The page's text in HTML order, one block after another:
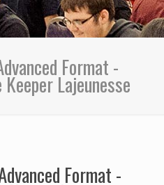
Format -
Lajeunesse
Format -